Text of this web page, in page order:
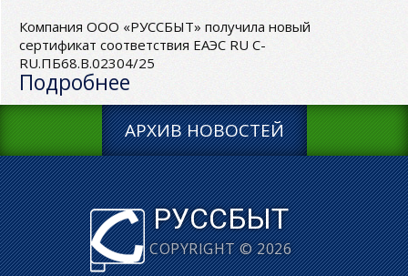
Компания ООО «РУССБЫТ» получила новый
сертификат соответствия ЕАЭС RU C-
RU.ПБ68.В.02304/25
Подробнее
АРХИВ НОВОСТЕЙ
РУССБЫТ
COPYRIGHT © 2026